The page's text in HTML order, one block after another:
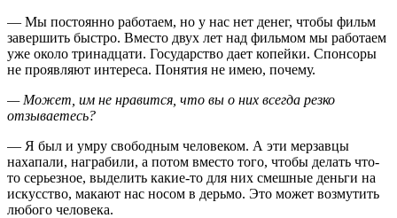
— Мы постоянно работаем, но у нас нет денег, чтобы фильм
завершить быстро. Вместо двух лет над фильмом мы работаем
уже около тринадцати. Государство дает копейки. Спонсоры
не проявляют интереса. Понятия не имею, почему.
— Может, им не нравится, что вы о них всегда резко
отзываетесь?
— Я был и умру свободным человеком. А эти мерзавцы
нахапали, награбили, а потом вместо того, чтобы делать что-
то серьезное, выделить какие-то для них смешные деньги на
искусство, макают нас носом в дерьмо. Это может возмутить
любого человека.